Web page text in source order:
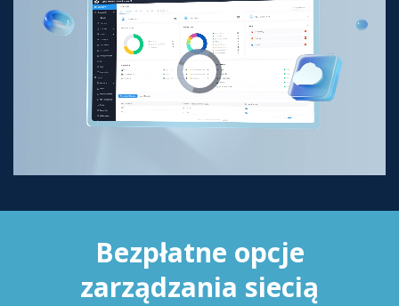
Bezpłatne opcje
zarządzania siecią